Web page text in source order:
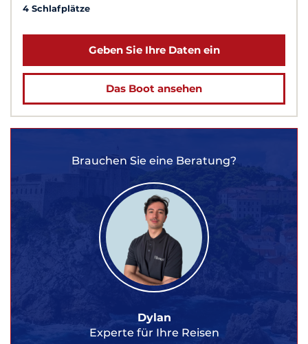
4 Schlafplätze
Geben Sie Ihre Daten ein
Das Boot ansehen
Brauchen Sie eine Beratung?
Dylan
Experte für Ihre Reisen